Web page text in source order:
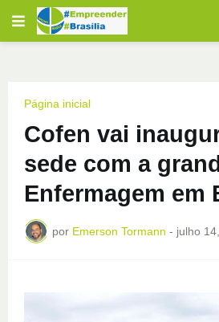
Página inicial
Cofen vai
sede com a
Enfermagem em
por Emerson Tormann - julho